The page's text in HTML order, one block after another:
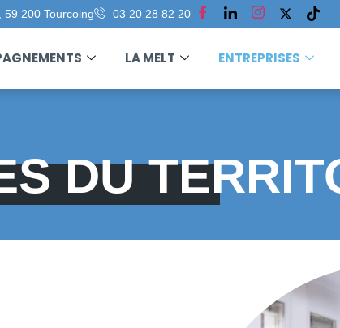
200 Tourcoing 03 20 28 82 20
LA MELT ENTREPRISES
DU